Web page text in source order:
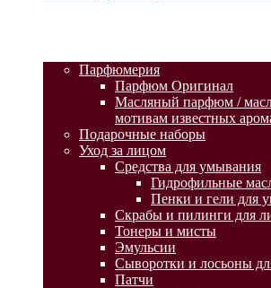
Парфюмерия
Парфюм Оригинал
Масляный парфюм /
мотивам известных
Подарочные наборы
Уход за лицом
Средства для умывания
Гидрофильные
Пенки и гели для
Скрабы и пилинги для
Тонеры и мисты
Эмульсии
Сыворотки и лосьоны
Патчи